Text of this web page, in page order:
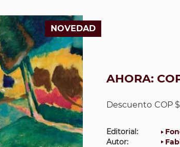
NOVEDAD
AHORA:
Descuento COP
Editorial:
Autor: